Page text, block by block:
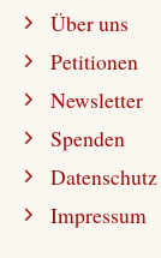
Über uns
Petitionen
Newsletter
Spenden
Datenschutz
Impressum